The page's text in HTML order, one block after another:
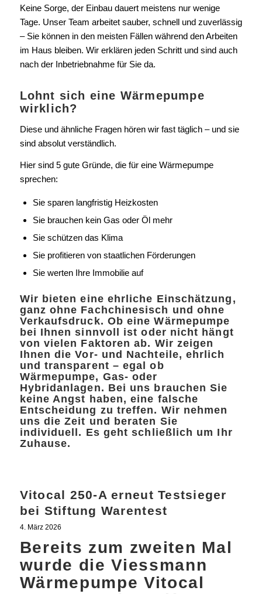
Keine Sorge, der Einbau dauert meistens nur wenige
Tage. Unser Team arbeitet sauber, schnell und zuverlässig
– Sie können in den meisten Fällen während den Arbeiten
im Haus bleiben. Wir erklären jeden Schritt und sind auch
nach der Inbetriebnahme für Sie da.
Lohnt sich eine Wärmepumpe
wirklich?
Diese und ähnliche Fragen hören wir fast täglich – und sie
sind absolut verständlich.
Hier sind 5 gute Gründe, die für eine Wärmepumpe
sprechen:
Sie sparen langfristig Heizkosten
Sie brauchen kein Gas oder Öl mehr
Sie schützen das Klima
Sie profitieren von staatlichen Förderungen
Sie werten Ihre Immobilie auf
Wir bieten eine ehrliche Einschätzung,
ganz ohne Fachchinesisch und ohne
Verkaufsdruck. Ob eine Wärmepumpe
bei Ihnen sinnvoll ist oder nicht hängt
von vielen Faktoren ab. Wir zeigen
Ihnen die Vor- und Nachteile, ehrlich
und transparent – egal ob
Wärmepumpe, Gas- oder
Hybridanlagen. Bei uns brauchen Sie
keine Angst haben, eine falsche
Entscheidung zu treffen. Wir nehmen
uns die Zeit und beraten Sie
individuell. Es geht schließlich um Ihr
Zuhause.
Vitocal 250-A erneut Testsieger
bei Stiftung Warentest
4. März 2026
Bereits zum zweiten Mal
wurde die Viessmann
Wärmepumpe Vitocal